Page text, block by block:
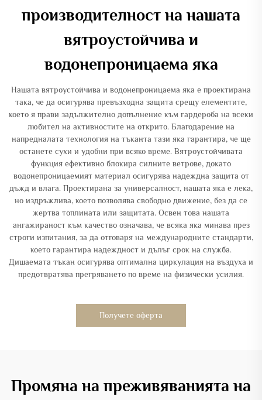
производителност на нашата
вятроустойчива и
водонепроницаема яка
Нашата вятроустойчива и водонепроницаема яка е проектирана
така, че да осигурява превъзходна защита срещу елементите,
което я прави задължително допълнение към гардероба на всеки
любител на активностите на открито. Благодарение на
напредналата технология на тъканта тази яка гарантира, че ще
останете сухи и удобни при всяко време. Вятроустойчивата
функция ефективно блокира силните ветрове, докато
водонепроницаемият материал осигурява надеждна защита от
дъжд и влага. Проектирана за универсалност, нашата яка е лека,
но издръжлива, което позволява свободно движение, без да се
жертва топлината или защитата. Освен това нашата
ангажираност към качество означава, че всяка яка минава през
строги изпитания, за да отговаря на международните стандарти,
което гарантира надеждност и дълъг срок на служба.
Дишаемата тъкан осигурява оптимална циркулация на въздуха и
предотвратява прегряването по време на физически усилия.
Получете оферта
Промяна на преживяванията на